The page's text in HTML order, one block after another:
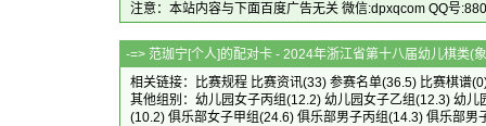
注意：本站内容与下面百度广告无关 微信:dpxqcom QQ号
-=> 范珈宁[个人]的配对卡 - 2024年浙江省第十八届
相关链接：
比赛规程 比赛资讯(33) 参赛名单(36.5) 比赛棋谱
其他组别： 幼儿园女子丙组(12.2) 幼儿园女子乙组(12.3) 幼儿
(10.2) 俱乐部女子甲组(24.6) 俱乐部男子丙组(14.3) 俱乐部男